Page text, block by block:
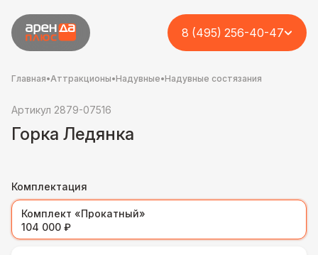
8 (495) 256-40-47
Главная•Аттракционы•Надувные•Надувные состязания
Артикул 2879-07516
Горка Ледянка
Комплектация
Комплект «Прокатный»
104 000 ₽